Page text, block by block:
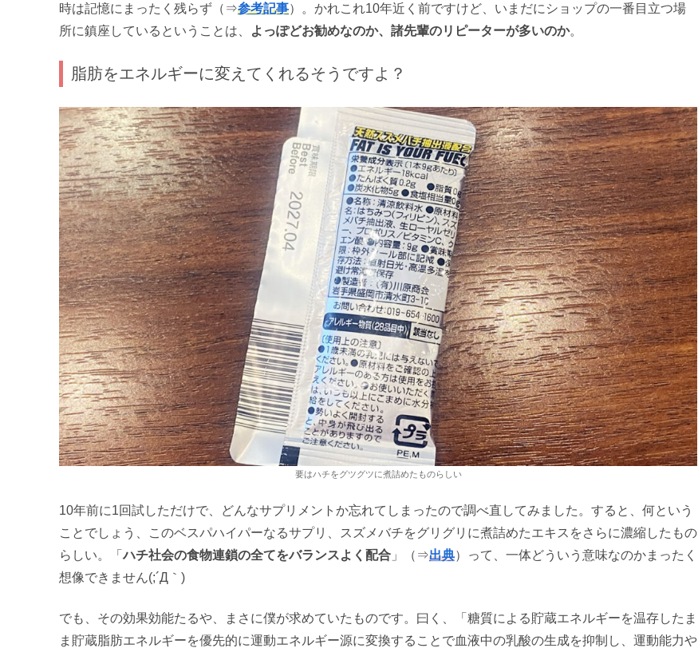
時は記憶にまったく残らず（⇒参考記事）。かれこれ10年近く前ですけど、いまだにショップの一番目立つ場
所に鎮座しているということは、
よっぽどお勧めなのか、諸先輩のリピーターが多いのか。
脂肪をエネルギーに変えてくれるそうですよ？
要はハチをグツグツに煮詰めたものらしい
10年前に1回試しただけで、どんなサプリメントか忘れてしまったので調べ直してみました。すると、何という
ことでしょう、このベスパハイパーなるサプリ、スズメバチをグリグリに煮詰めたエキスをさらに濃縮したもの
らしい。「ハチ社会の食物連鎖の全てをバランスよく配合 」（⇒出典）って、一体どういう意味なのかまったく
想像できません(;´Д｀)
でも、その効果効能たるや、まさに僕が求めていたものです。曰く、「糖質による貯蔵エネルギーを温存したま
ま貯蔵脂肪エネルギーを優先的に運動エネルギー源に変換することで血液中の乳酸の生成を抑制し、運動能力や